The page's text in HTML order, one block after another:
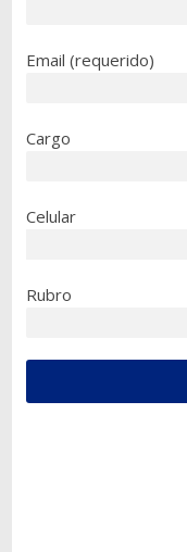
Email (requerido)
Cargo
Celular
Rubro